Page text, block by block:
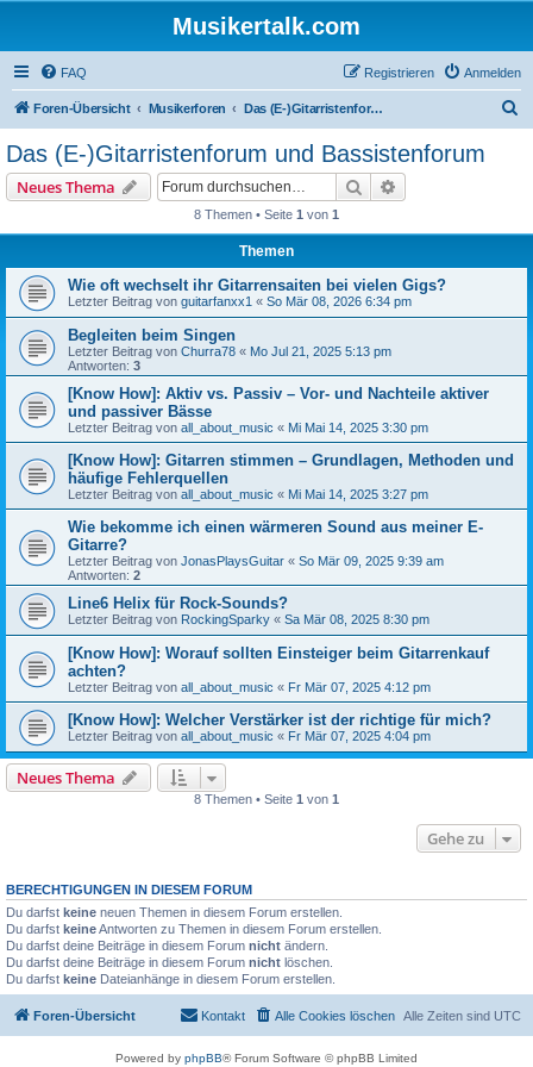
Musikertalk.com
FAQ Anmelden
Registrieren
Foren-Übersicht Musikerforen Das (E-)Gitarristenforum und Bassistenforum
Das (E-)Gitarristenforum und Bassistenforum
Neues Thema Suche
8 Themen • Seite 1 von 1
Themen
Wie oft wechselt ihr Gitarrensaiten bei vielen Gigs?
Letzter Beitrag von guitarfanxx1 « So Mär 08, 2026 6:34 pm
Begleiten beim Singen
Letzter Beitrag von Churra78 « Mo Jul 21, 2025 5:13 pm
Antworten: 3
[Know How]: Aktiv vs. Passiv – Vor- und Nachteile aktiver
und passiver Bässe
Letzter Beitrag von all_about_music « Mi Mai 14, 2025 3:30 pm
[Know How]: Gitarren stimmen – Grundlagen, Methoden und
häufige Fehlerquellen
Letzter Beitrag von all_about_music « Mi Mai 14, 2025 3:27 pm
Wie bekomme ich einen wärmeren Sound aus meiner E-
Gitarre?
Letzter Beitrag von JonasPlaysGuitar « So Mär 09, 2025 9:39 am
Antworten: 2
Line6 Helix für Rock-Sounds?
Letzter Beitrag von RockingSparky « Sa Mär 08, 2025 8:30 pm
[Know How]: Worauf sollten Einsteiger beim Gitarrenkauf
achten?
Letzter Beitrag von all_about_music « Fr Mär 07, 2025 4:12 pm
[Know How]: Welcher Verstärker ist der richtige für mich?
Letzter Beitrag von all_about_music « Fr Mär 07, 2025 4:04 pm
Neues Thema
8 Themen • Seite 1 von 1
Gehe zu
BERECHTIGUNGEN IN DIESEM FORUM
Du darfst keine neuen Themen in diesem Forum erstellen.
Du darfst keineAntworten zu Themen in diesem Forum erstellen.
Du darfst deine Beiträge in diesem Forum nicht ändern.
Du darfst deine Beiträge in diesem Forum nicht löschen.
Du darfst keine Dateianhänge in diesem Forum erstellen.
Foren-Übersicht Alle Zeiten sind UTC
Alle Cookies löschen
Kontakt
Powered by phpBB® Forum Software © phpBB Limited